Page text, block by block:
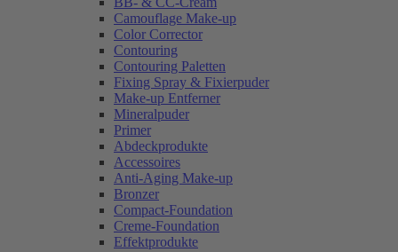
Camouflage Make-up
Color Corrector
Contouring
Contouring Paletten
Fixing Spray & Fixierpuder
Make-up Entferner
Mineralpuder
Primer
Abdeckprodukte
Accessoires
Anti-Aging Make-up
Bronzer
Compact-Foundation
Creme-Foundation
Effektprodukte